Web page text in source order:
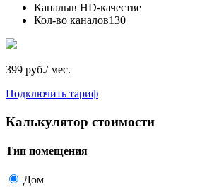
Каналыв HD-качестве
Кол-во каналов130
399 руб./ мес.
Подключить тариф
Калькулятор стоимости
Тип помещения
Дом